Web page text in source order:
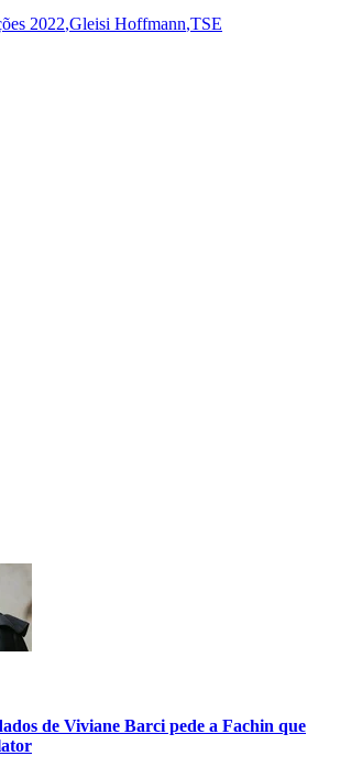
2022,Gleisi Hoffmann,TSE
de Viviane Barci pede a Fachin que